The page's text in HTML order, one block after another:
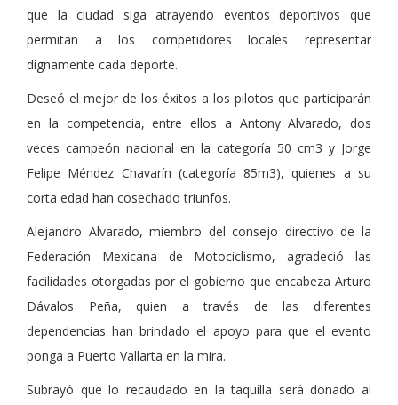
que la ciudad siga atrayendo eventos deportivos que
permitan a los competidores locales representar
dignamente cada deporte.
Deseó el mejor de los éxitos a los pilotos que participarán
en la competencia, entre ellos a Antony Alvarado, dos
veces campeón nacional en la categoría 50 cm3 y Jorge
Felipe Méndez Chavarín (categoría 85m3), quienes a su
corta edad han cosechado triunfos.
Alejandro Alvarado, miembro del consejo directivo de la
Federación Mexicana de Motociclismo, agradeció las
facilidades otorgadas por el gobierno que encabeza Arturo
Dávalos Peña, quien a través de las diferentes
dependencias han brindado el apoyo para que el evento
ponga a Puerto Vallarta en la mira.
Subrayó que lo recaudado en la taquilla será donado al